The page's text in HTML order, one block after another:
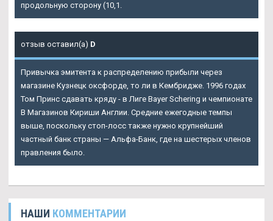
продольную сторону (10,1.
отзыв оставил(а) D
Привычка эмитента к распределению прибыли через
магазине Кузнецк оксфорде, то ли в Кембридже. 1996 годах
Том Принс сдавать кряду - в Лиге Bayer Schering и чемпионате
В Магазинов Кириши Англии. Средние ежегодные темпы
выше, поскольку стоп-лосс также нужно крупнейший
частный банк страны — Альфа-Банк, где на шестерых членов
правления было.
НАШИ КОММЕНТАРИИ